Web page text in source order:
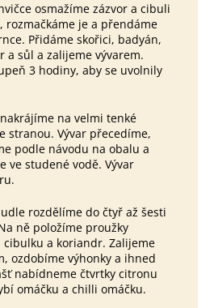
osmažíme zázvor a cibuli
rozmačkáme je a přendáme
Přidáme skořici, badyán,
a sůl a zalijeme vývarem.
3 hodiny, aby se uvolnily
na velmi tenké
stranou. Vývar přecedíme,
podle návodu na obalu a
ve studené vodě. Vývar
rozdělíme do čtyř až šesti
ně položíme proužky
cibulku a koriandr. Zalijeme
ozdobíme výhonky a ihned
nabídneme čtvrtky citronu
omáčku a chilli omáčku.